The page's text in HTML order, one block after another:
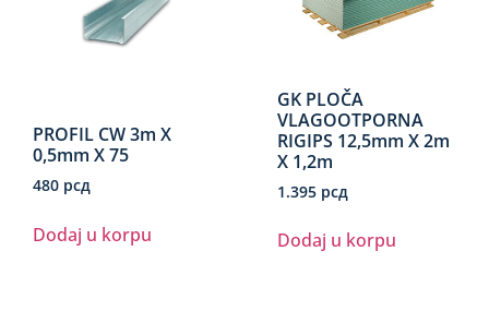
PROFIL CW 3m X
0,5mm X 75
480 рсд
Dodaj u korpu
GK PLOČA
VLAGOOTPORNA
RIGIPS 12,5mm X 2m
X 1,2m
1.395 рсд
Dodaj u korpu